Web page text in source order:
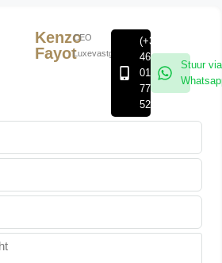
Kenzo
Fayot
CEO
Luxevastgoedgroep
(+32)
468
01
77
52
Stuur via